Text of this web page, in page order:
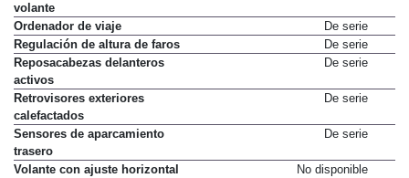
volante
Ordenador de viaje
De serie
Regulación de altura de faros
De serie
Reposacabezas delanteros
activos
De serie
Retrovisores exteriores
calefactados
De serie
Sensores de aparcamiento
trasero
De serie
Volante con ajuste horizontal
No disponible